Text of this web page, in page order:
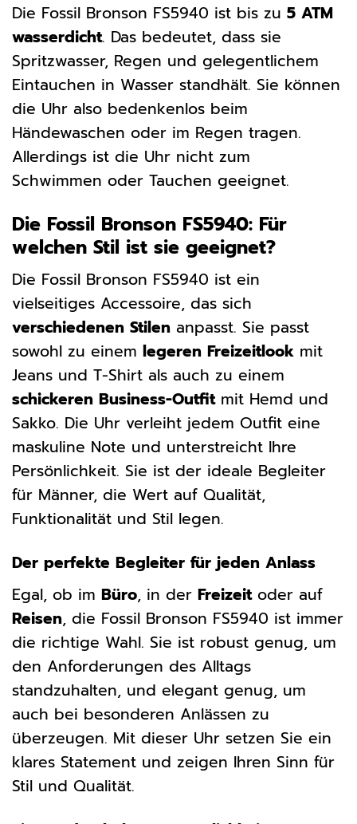
Die Fossil Bronson FS5940 ist bis zu 5 ATM
wasserdicht. Das bedeutet, dass sie
Spritzwasser, Regen und gelegentlichem
Eintauchen in Wasser standhält. Sie können
die Uhr also bedenkenlos beim
Händewaschen oder im Regen tragen.
Allerdings ist die Uhr nicht zum
Schwimmen oder Tauchen geeignet.
Die Fossil Bronson FS5940: Für
welchen Stil ist sie geeignet?
Die Fossil Bronson FS5940 ist ein
vielseitiges Accessoire, das sich
verschiedenen Stilen anpasst. Sie passt
sowohl zu einem legeren Freizeitlook mit
Jeans und T-Shirt als auch zu einem
schickeren Business-Outfitmit Hemd und
Sakko. Die Uhr verleiht jedem Outfit eine
maskuline Note und unterstreicht Ihre
Persönlichkeit. Sie ist der ideale Begleiter
für Männer, die Wert auf Qualität,
Funktionalität und Stil legen.
Der perfekte Begleiter für jeden Anlass
Egal, ob im Büro, in der Freizeitoder auf
Reisen, die Fossil Bronson FS5940 ist immer
die richtige Wahl. Sie ist robust genug, um
den Anforderungen des Alltags
standzuhalten, und elegant genug, um
auch bei besonderen Anlässen zu
überzeugen. Mit dieser Uhr setzen Sie ein
klares Statement und zeigen Ihren Sinn für
Stil und Qualität.